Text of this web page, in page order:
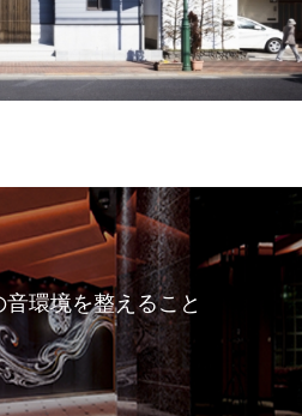
音環境を整えること